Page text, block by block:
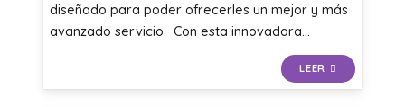
diseñado para poder ofrecerles un mejor y más
avanzado servicio. Con esta innovadora…
LEER